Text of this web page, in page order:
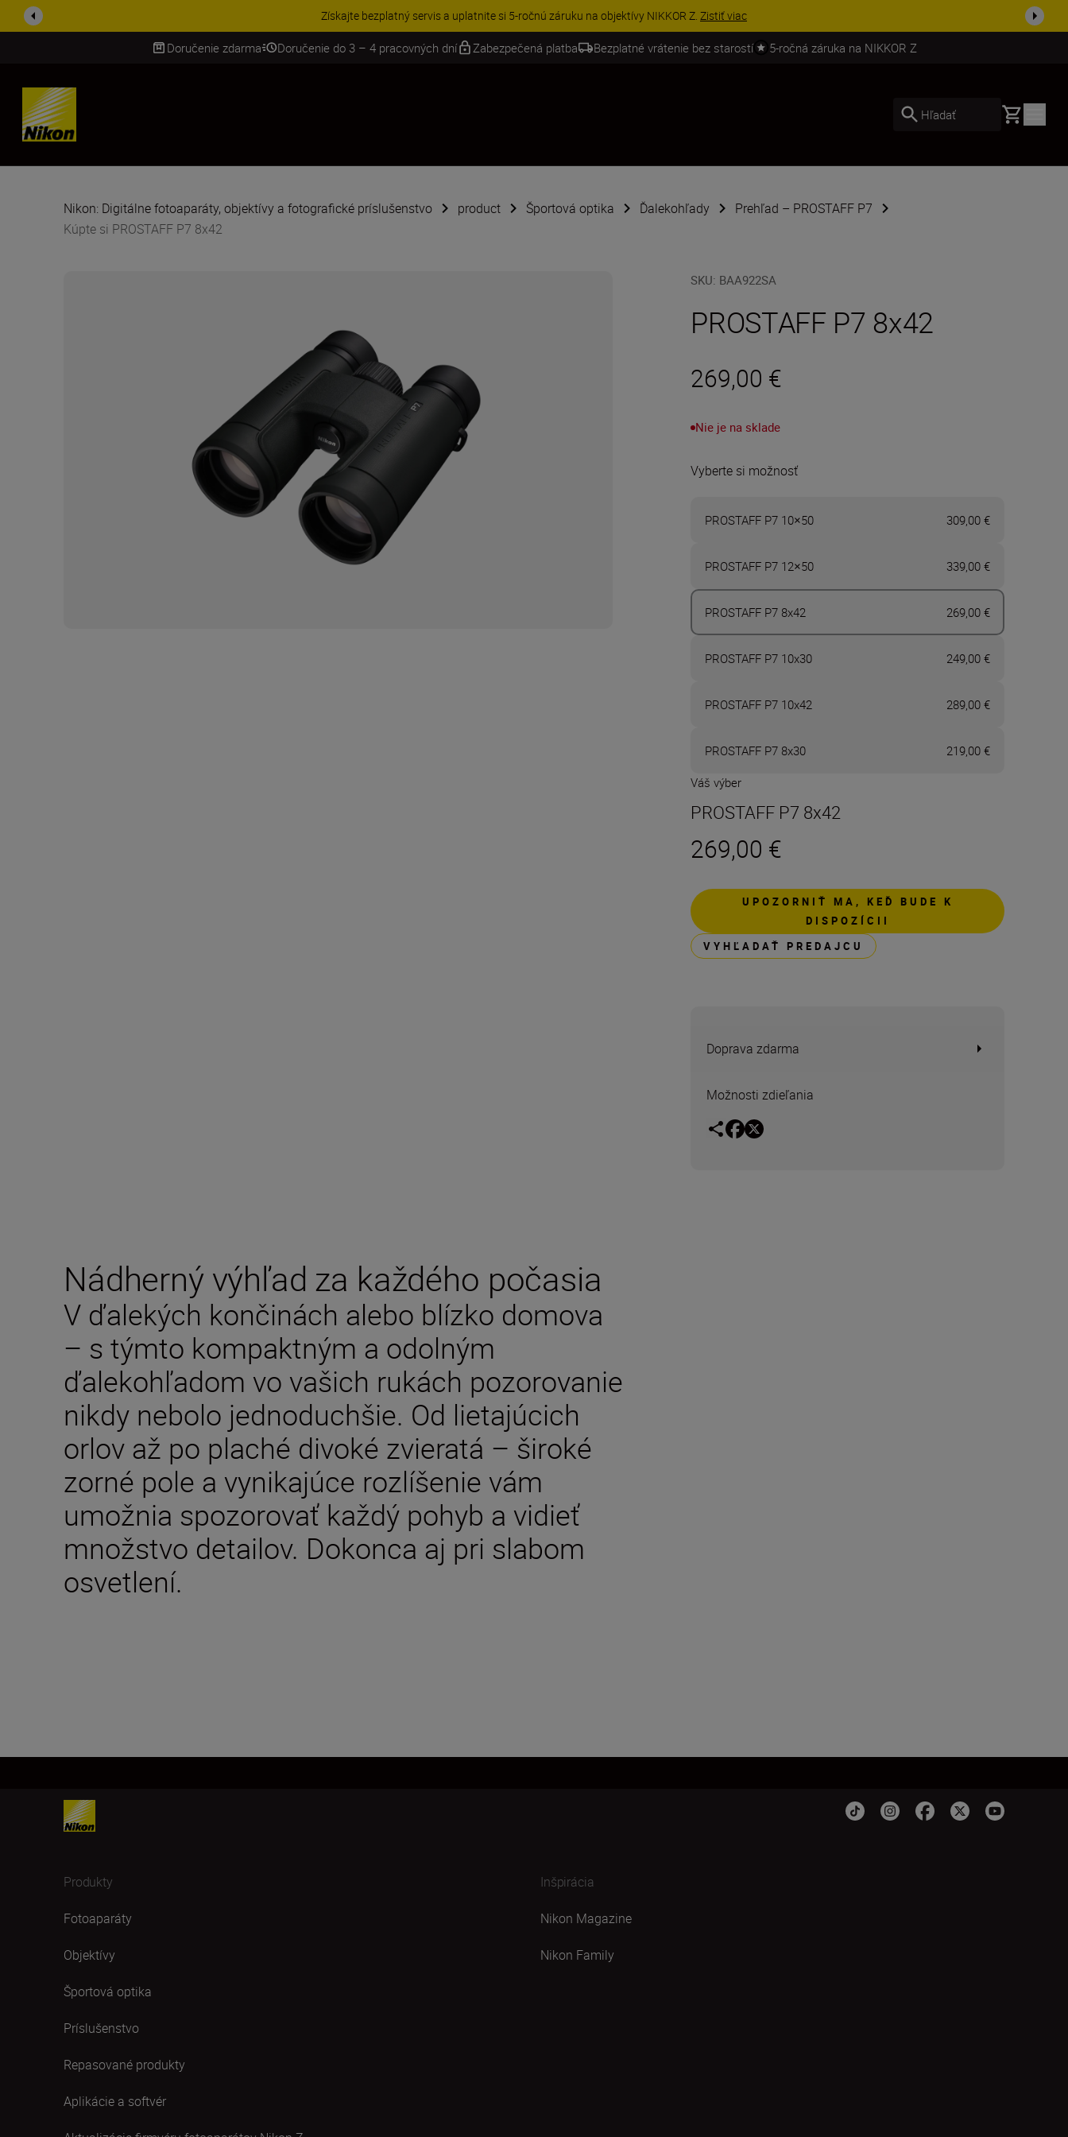
UŠETRI NA PRÍSLUŠENSTVE | Ušetrite 15 % na vybranom príslušenstve a doplňte si svoju výbavu ešte dne...
Doručenie zdarma Doručenie do 3 – 4 pracovných dní Zabezpečená platba Bezplatné vrátenie bez starostí 5-ročná záruka na NIKKOR Z
SKIP
Hľadať Basket
Nikon: Digitálne fotoaparáty, objektívy a fotografické príslušenstvo product Športová optika Ďalekohľady
Prehľad – PROSTAFF P7
Kúpte si PROSTAFF P7 8x42
SKU: BAA922SA
PROSTAFF P7 8x42
269,00 €
Nie je na sklade
Vyberte si možnosť
PROSTAFF P7 10×50 309,00 €
PROSTAFF P7 12×50 339,00 €
PROSTAFF P7 8x42 269,00 €
PROSTAFF P7 10x30 249,00 €
PROSTAFF P7 10x42 289,00 €
PROSTAFF P7 8x30 219,00 €
Váš výber
PROSTAFF P7 8x42
269,00 €
UPOZORNIŤ MA, KEĎ BUDE K
DISPOZÍCII
VYHĽADAŤ PREDAJCU
Doprava zdarma
Možnosti zdieľania
Nádherný výhľad za každého počasia
V ďalekých končinách alebo blízko domova
– s týmto kompaktným a odolným
ďalekohľadom vo vašich rukách pozorovanie
nikdy nebolo jednoduchšie. Od lietajúcich
orlov až po plaché divoké zvieratá – široké
zorné pole a vynikajúce rozlíšenie vám
umožnia spozorovať každý pohyb a vidieť
množstvo detailov. Dokonca aj pri slabom
osvetlení.
Produkty
Fotoaparáty
Objektívy
Športová optika
Príslušenstvo
Repasované produkty
Aplikácie a softvér
Inšpirácia
Nikon Magazine
Nikon Family